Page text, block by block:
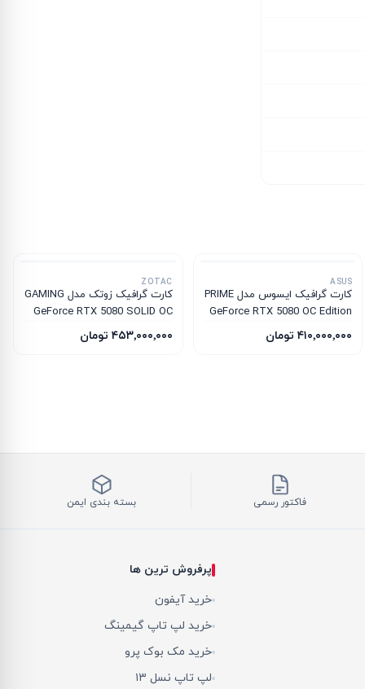
ASUS
کارت گرافیک ایسوس مدل PRIME
GeForce RTX 5080 OC Edition
۴۱۰٬۰۰۰٬۰۰۰ تومان
ZOTAC
کارت گرافیک زوتک مدل GAMING
GeForce RTX 5080 SOLID OC
۴۵۳٬۰۰۰٬۰۰۰ تومان
فاکتور رسمی بسته بندی ایمن
پرفروش ترین ها
خرید آیفون
خرید لپ تاپ گیمینگ
خرید مک بوک پرو
لپ تاپ نسل ۱۳